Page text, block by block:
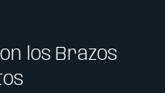
los Brazos